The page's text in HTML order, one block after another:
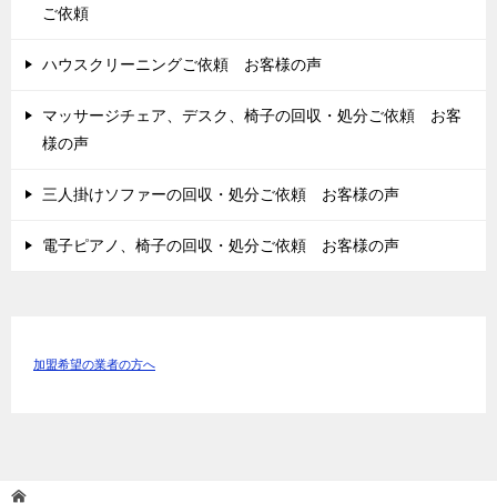
ご依頼
ハウスクリーニングご依頼 お客様の声
マッサージチェア、デスク、椅子の回収・処分ご依頼 お客
様の声
三人掛けソファーの回収・処分ご依頼 お客様の声
電子ピアノ、椅子の回収・処分ご依頼 お客様の声
加盟希望の業者の方へ